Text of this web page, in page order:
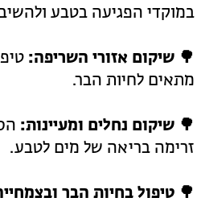
במוקדי הפגיעה בטבע ולהשיב
🌳 שיקום אזורי השריפה:
מתאים לחיות הבר.
🌳 שיקום נחלים ומעיינות:
זרימה בריאה של מים לטבע.
🌳 טיפול בחיות הבר